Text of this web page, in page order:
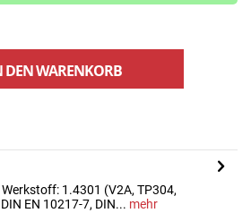
DENWARENKORB
1.4301 (V2A, TP304,
EN 10217-7, DIN... mehr